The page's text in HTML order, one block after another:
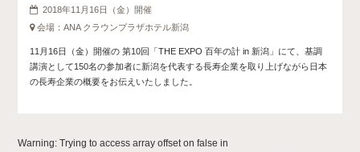
2018年11月16日（金）開催
会場：ANA クラウンプラザホテル新潟
11月16日（金）開催の 第10回「THE EXPO 百年の計 in 新潟」にて、基調
講演として150名の参加者に新潟を代表する長寿企業を取り上げながら日本
の長寿企業の概要をお伝えいたしました。
Warning: Trying to access array offset on false in